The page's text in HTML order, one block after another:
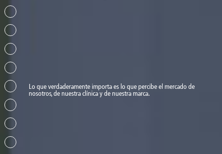
Lo que verdaderamente importa es lo que percibe el mercado de
nosotros, de nuestra clínica y de nuestra marca.